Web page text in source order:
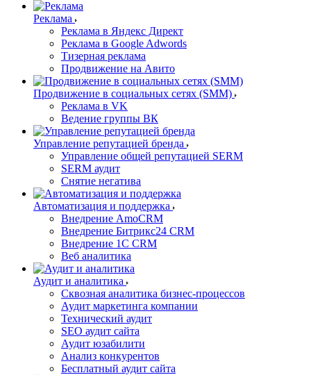
Реклама
Реклама в Яндекс Директ
Реклама в Google Adwords
Тизерная реклама
Продвижение на Авито
Продвижение в социальных сетях (SMM)
Реклама в VK
Ведение группы ВК
Управление репутацией бренда
Управление общей репутацией SERM
SERM аудит
Снятие негатива
Автоматизация и поддержка
Внедрение AmoCRM
Внедрение Битрикс24 CRM
Внедрение 1C CRM
Веб аналитика
Аудит и аналитика
Сквозная аналитика бизнес-процессов
Аудит маркетинга компании
Технический аудит
SEO аудит сайта
Аудит юзабилити
Анализ конкурентов
Бесплатный аудит сайта